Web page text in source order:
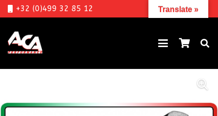
+32 (0)499 32 85 12 Translate »